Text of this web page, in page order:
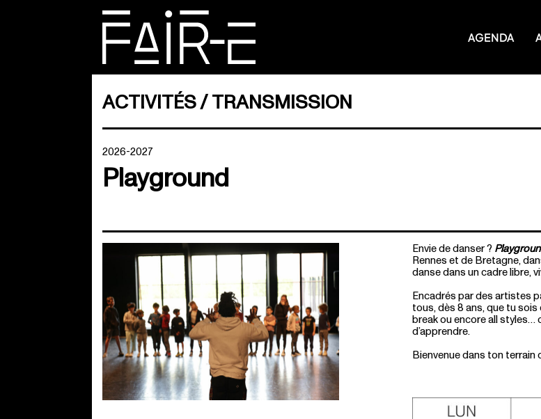
content
AGENDA
ACTIVITÉS TRANSMISSION
2026-2027
Playground
Envie de danser ?
Rennes et de Bretagne,
danse dans un cadre libre,
Encadrés par des artistes
tous, dès 8 ans, que tu
break ou encore all styles…
d’apprendre.
Bienvenue dans ton terrain